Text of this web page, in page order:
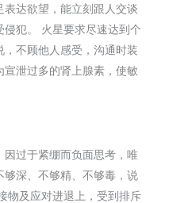
达欲望，能立刻跟人交谈
犯。 火星要求尽速达到个
，不顾他人感受，沟通时装
泄过多的肾上腺素，使敏
因过于紧绷而负面思考，唯
深、不够精、不够毒，说
物及应对进退上，受到排斥